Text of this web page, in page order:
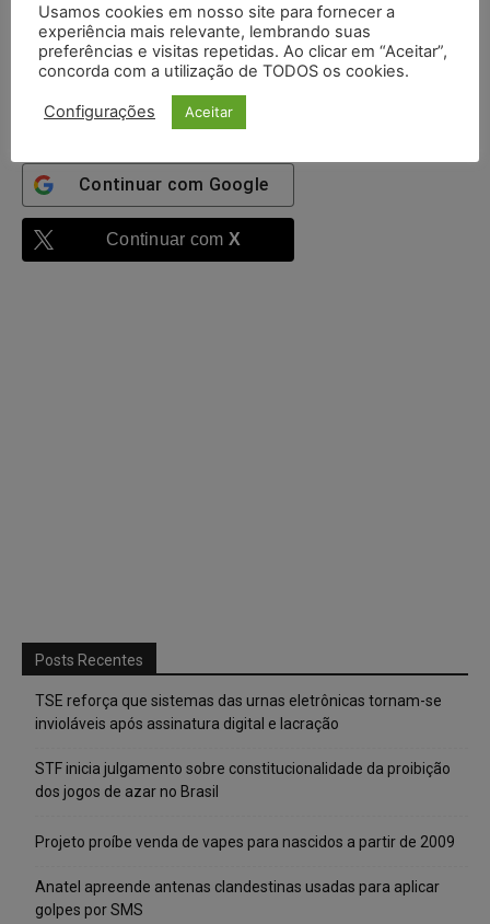
Mantenha-me
autenticado
Continuar com Google
Continuar com X
Posts Recentes
TSE reforça que sistemas das urnas eletrônicas tornam-se
invioláveis após assinatura digital e lacração
STF inicia julgamento sobre constitucionalidade da proibição
dos jogos de azar no Brasil
Projeto proíbe venda de vapes para nascidos a partir de 2009
Anatel apreende antenas clandestinas usadas para aplicar
golpes por SMS
Usamos cookies em nosso site para fornecer a
experiência mais relevante, lembrando suas
preferências e visitas repetidas. Ao clicar em “Aceitar”,
concorda com a utilização de TODOS os cookies.
Configurações Aceitar